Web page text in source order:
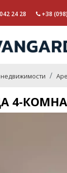
24 28 +38
недвижимости
4-